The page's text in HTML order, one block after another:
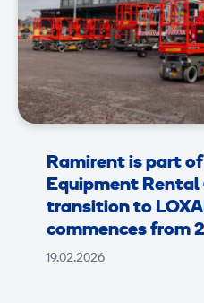
Ramirent is part
Equipment Rental
transition to
commences from
19.02.2026